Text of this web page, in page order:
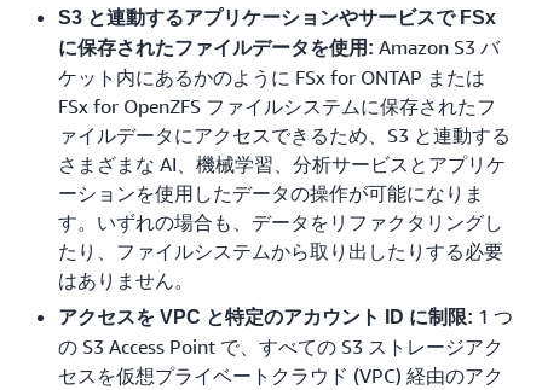
S3 と連動するアプリケーションやサービスで FSx
に保存されたファイルデータを使用: Amazon S3 バ
ケット内にあるかのように FSx for ONTAP または
FSx for OpenZFS ファイルシステムに保存されたフ
ァイルデータにアクセスできるため、S3 と連動する
さまざまな AI、機械学習、分析サービスとアプリケ
ーションを使用したデータの操作が可能になりま
す。いずれの場合も、データをリファクタリングし
たり、ファイルシステムから取り出したりする必要
はありません。
アクセスを VPC と特定のアカウント ID に制限: 1 つ
の S3 Access Point で、すべての S3 ストレージアク
セスを仮想プライベートクラウド (VPC) 経由のアク